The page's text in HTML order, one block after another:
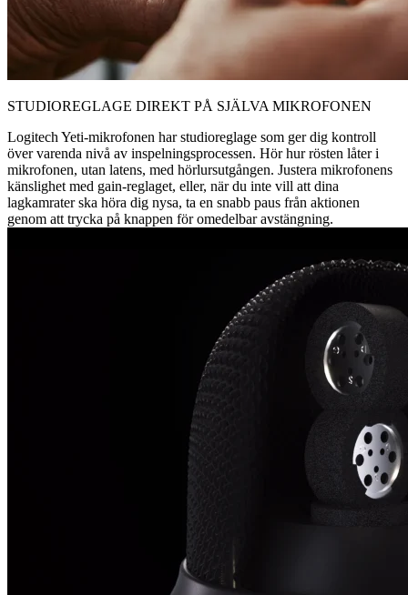
STUDIOREGLAGE DIREKT PÅ SJÄLVA MIKROFONEN
Logitech Yeti-mikrofonen har studioreglage som ger dig kontroll
över varenda nivå av inspelningsprocessen. Hör hur rösten låter i
mikrofonen, utan latens, med hörlursutgången. Justera mikrofonens
känslighet med gain-reglaget, eller, när du inte vill att dina
lagkamrater ska höra dig nysa, ta en snabb paus från aktionen
genom att trycka på knappen för omedelbar avstängning.